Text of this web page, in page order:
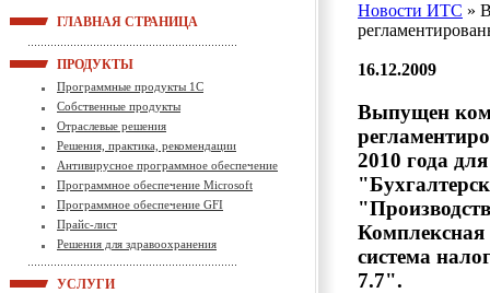
ГЛАВНАЯ СТРАНИЦА
ПРОДУКТЫ
Программные продукты 1С
Собственные продукты
Отраслевые решения
Решения, практика, рекомендации
Антивирусное программное обеспечение
Программное обеспечение Microsoft
Программное обеспечение GFI
Прайс-лист
Решения для здравоохранения
УСЛУГИ
Новости ИТС »
16.12.2009
Выпущен
2010 года
система
7.7".